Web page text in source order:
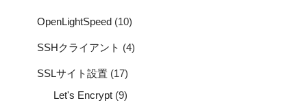
OpenLightSpeed (10)
SSHクライアント (4)
SSLサイト設置 (17)
Let's Encrypt (9)